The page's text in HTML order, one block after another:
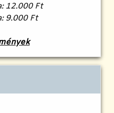
12.000 Ft
9.000 Ft